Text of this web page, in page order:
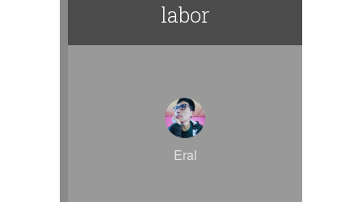
labor
Eral